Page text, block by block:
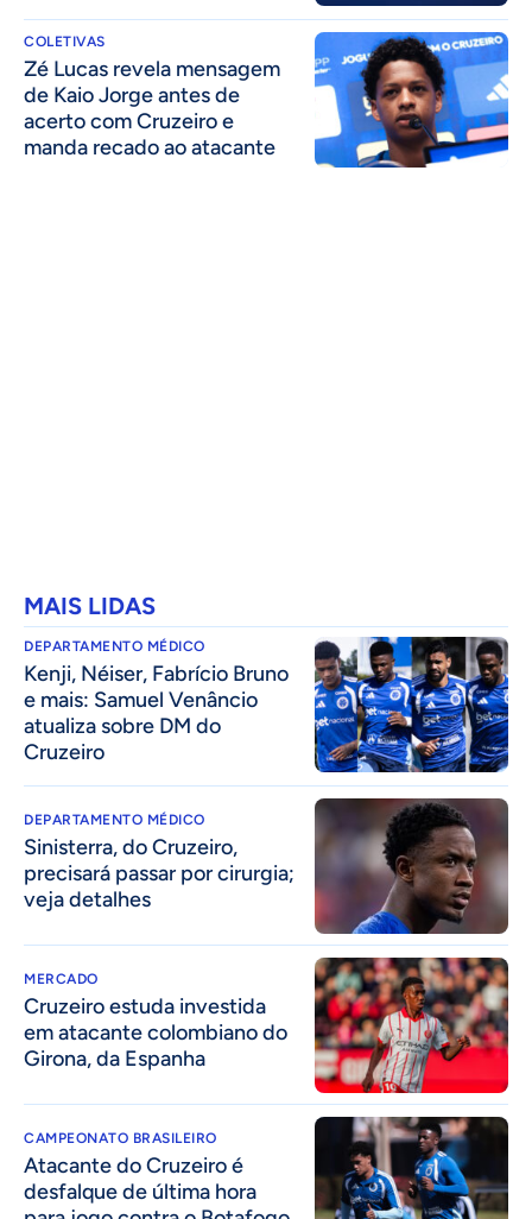
COLETIVAS
Zé Lucas revela mensagem
de Kaio Jorge antes de
acerto com Cruzeiro e
manda recado ao atacante
MAIS LIDAS
DEPARTAMENTO MÉDICO
Kenji, Néiser, Fabrício Bruno
e mais: Samuel Venâncio
atualiza sobre DM do
Cruzeiro
DEPARTAMENTO MÉDICO
Sinisterra, do Cruzeiro,
precisará passar por cirurgia;
veja detalhes
MERCADO
Cruzeiro estuda investida
em atacante colombiano do
Girona, da Espanha
CAMPEONATO BRASILEIRO
Atacante do Cruzeiro é
desfalque de última hora